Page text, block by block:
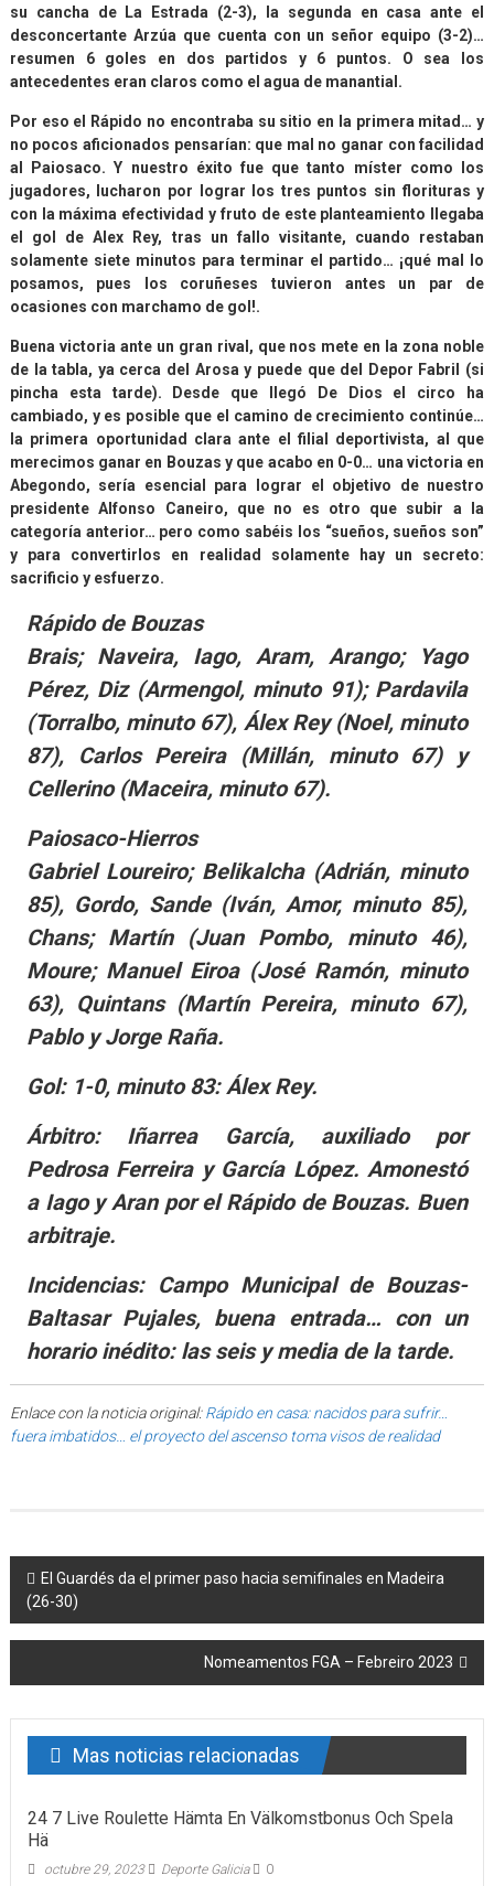
su cancha de La Estrada (2-3), la segunda en casa ante el
desconcertante Arzúa que cuenta con un señor equipo (3-2)…
resumen 6 goles en dos partidos y 6 puntos. O sea los
antecedentes eran claros como el agua de manantial.
Por eso el Rápido no encontraba su sitio en la primera mitad… y
no pocos aficionados pensarían: que mal no ganar con facilidad
al Paiosaco. Y nuestro éxito fue que tanto míster como los
jugadores, lucharon por lograr los tres puntos sin florituras y
con la máxima efectividad y fruto de este planteamiento llegaba
el gol de Alex Rey, tras un fallo visitante, cuando restaban
solamente siete minutos para terminar el partido… ¡qué mal lo
posamos, pues los coruñeses tuvieron antes un par de
ocasiones con marchamo de gol!.
Buena victoria ante un gran rival, que nos mete en la zona noble
de la tabla, ya cerca del Arosa y puede que del Depor Fabril (si
pincha esta tarde). Desde que llegó De Dios el circo ha
cambiado, y es posible que el camino de crecimiento continúe…
la primera oportunidad clara ante el filial deportivista, al que
merecimos ganar en Bouzas y que acabo en 0-0… una victoria en
Abegondo, sería esencial para lograr el objetivo de nuestro
presidente Alfonso Caneiro, que no es otro que subir a la
categoría anterior… pero como sabéis los “sueños, sueños son”
y para convertirlos en realidad solamente hay un secreto:
sacrificio y esfuerzo.
Rápido de Bouzas
Brais; Naveira, Iago, Aram, Arango; Yago
Pérez, Diz (Armengol, minuto 91); Pardavila
(Torralbo, minuto 67), Álex Rey (Noel, minuto
87), Carlos Pereira (Millán, minuto 67) y
Cellerino (Maceira, minuto 67).
Paiosaco-Hierros
Gabriel Loureiro; Belikalcha (Adrián, minuto
85), Gordo, Sande (Iván, Amor, minuto 85),
Chans; Martín (Juan Pombo, minuto 46),
Moure; Manuel Eiroa (José Ramón, minuto
63), Quintans (Martín Pereira, minuto 67),
Pablo y Jorge Raña.
Gol: 1-0, minuto 83: Álex Rey.
Árbitro: Iñarrea García, auxiliado por
Pedrosa Ferreira y García López. Amonestó
a Iago y Aran por el Rápido de Bouzas. Buen
arbitraje.
Incidencias: Campo Municipal de Bouzas-
Baltasar Pujales, buena entrada… con un
horario inédito: las seis y media de la tarde.
Enlace con la noticia original:Rápido en casa: nacidos para sufrir…
fuera imbatidos… el proyecto del ascenso toma visos de realidad
Post navigation
El Guardés da el primer paso hacia semifinales en Madeira
(26-30)
Nomeamentos FGA – Febreiro 2023
Mas noticias relacionadas
24 7 Live Roulette Hämta En Välkomstbonus Och Spela
Hä
octubre 29, 2023 Deporte Galicia 0